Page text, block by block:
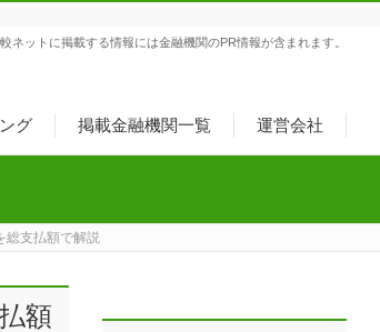
グ 掲載金融機関一覧 運営会社
ネットに掲載する情報には金融機関のPR情報が含まれます。
総支払額で解説
額